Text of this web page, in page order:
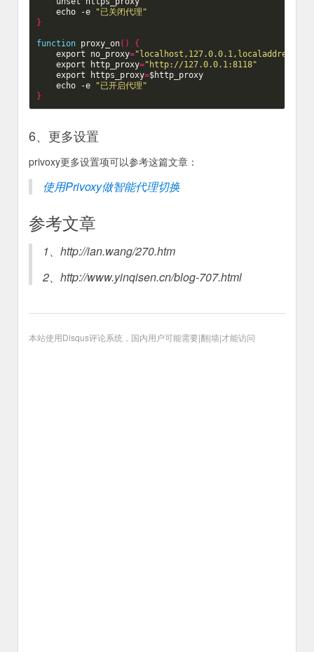
echo -e
"已关闭代理"
}
function proxy_on()
{
export
no_proxy=
export
http_proxy="http://127.0.0.1:8118"
export
https_proxy=$http_proxy
echo -e
"已开启代理"
}
6、更多设置
privoxy更多设置项可以参考这篇文章：
使用Privoxy做智能代理切换
参考文章
1、http://ian.wang/270.htm
2、http://www.yinqisen.cn/blog-707.html
本站使用Disqus评论系统，国内用户可能需要|翻|墙|才能访问